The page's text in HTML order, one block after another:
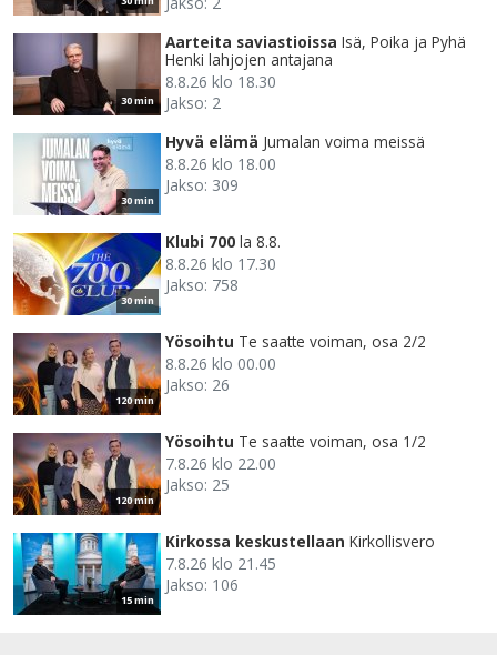
30 min
Aarteita saviastioissa Isä, Poika ja Pyhä
Henki lahjojen antajana
8.8.26 klo 18.30
Jakso: 2
30 min
Hyvä elämä Jumalan voima meissä
8.8.26 klo 18.00
Jakso: 309
30 min
Klubi 700 la 8.8.
8.8.26 klo 17.30
Jakso: 758
120 min
Yösoihtu Te saatte voiman, osa 2/2
8.8.26 klo 00.00
Jakso: 26
120 min
Yösoihtu Te saatte voiman, osa 1/2
7.8.26 klo 22.00
Jakso: 25
15 min
Kirkossa keskustellaan Kirkollisvero
7.8.26 klo 21.45
Jakso: 106